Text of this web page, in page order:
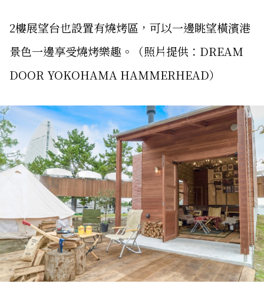
2樓展望台也設置有燒烤區，可以一邊眺望橫濱港
景色一邊享受燒烤樂趣。（照片提供：DREAM
DOOR YOKOHAMA HAMMERHEAD）